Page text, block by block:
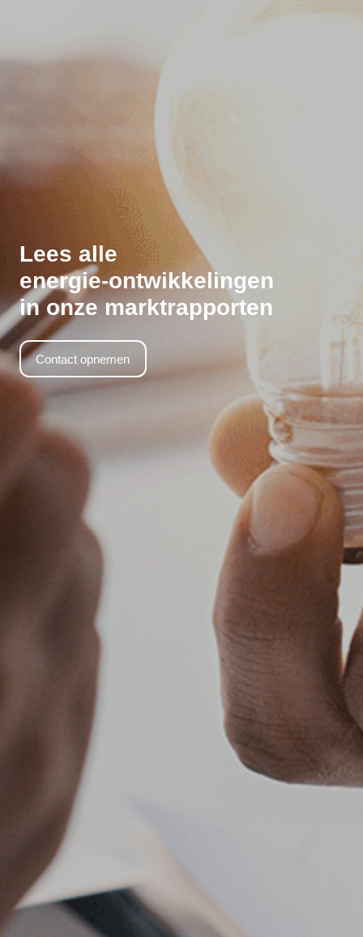
Lees alle
energie-ontwikkelingen
in onze marktrapporten
Contact opnemen